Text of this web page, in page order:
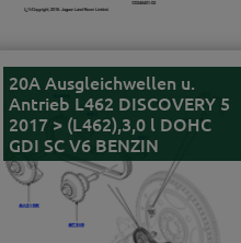
20A Ausgleichwellen u.
Antrieb L462 DISCOVERY 5
2017 > (L462),3,0 l DOHC
GDI SC V6 BENZIN